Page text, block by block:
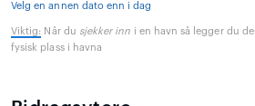
Velg en annen dato enn i dag
Viktig: Når du sjekker inn i en havn så legger du
fysisk plass i havna